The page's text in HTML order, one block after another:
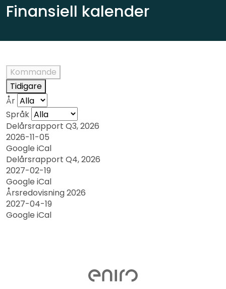
Finansiell kalender
Kommande
Tidigare
År
Språk
Delårsrapport Q3, 2026
2026-11-05
Google iCal
Delårsrapport Q4, 2026
2027-02-19
Google iCal
Årsredovisning 2026
2027-04-19
Google iCal